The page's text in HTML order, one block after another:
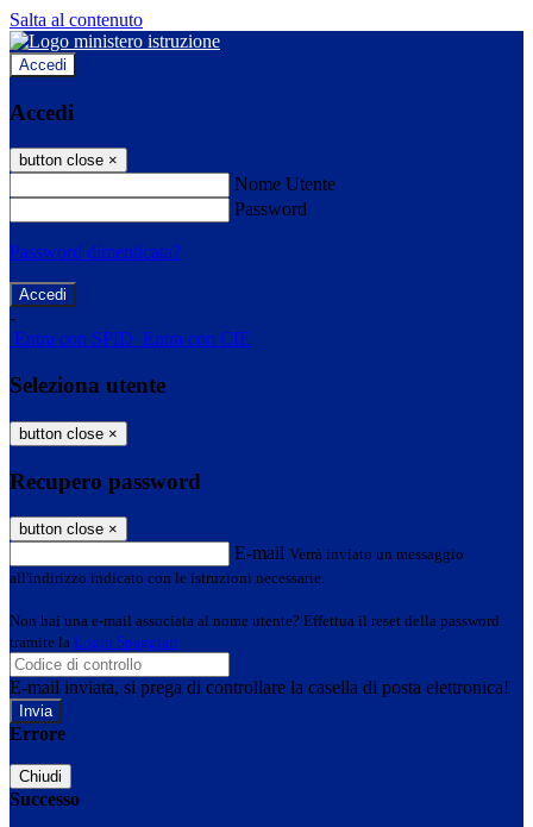
Salta al contenuto
Accedi
Accedi
button close ×
Nome Utente
Password
Password dimenticata?
-
Entra con SPID Entra con CIE
Seleziona utente
button close ×
Recupero password
button close ×
E-mail Verrà inviato un messaggio
all'indirizzo indicato con le istruzioni necessarie.
Non hai una e-mail associata al nome utente? Effettua il reset della password
tramite la Login Spaggiari
E-mail inviata, si prega di controllare la casella di posta elettronica!
Errore
Chiudi
Successo